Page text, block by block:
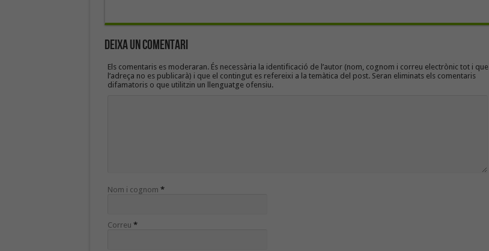
Deixa un Comentari
Els comentaris es moderaran. És necessària la identificació de l’autor (nom, cognom i correu electrònic tot i que
l’adreça no es publicarà) i que el contingut es refereixi a la temàtica del post. Seran eliminats els comentaris
difamatoris o que utilitzin un llenguatge ofensiu.
Nom i cognom *
Correu *